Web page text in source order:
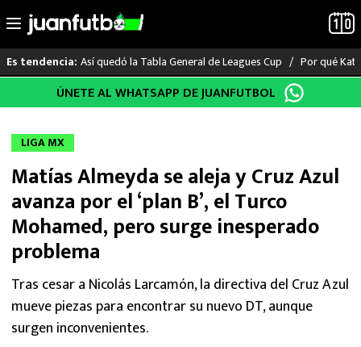
al
Es tendencia: Así quedó la Tabla General de Leagues Cup Por qué
LO ÚLTIMO
LIGA MX
RAYADOS
PUMAS
ATLANTE
SELECCIÓN MEXICANA
FUTBOL INTERNACIONAL
ÚNETE AL WHATSAPP DE JUANFUTBOL
LIGA MX
Matías Almeyda se aleja y Cruz Azul
avanza por el ‘plan B’, el Turco
Mohamed, pero surge inesperado
problema
Tras cesar a Nicolás Larcamón, la directiva del Cruz Azul
mueve piezas para encontrar su nuevo DT, aunque
surgen inconvenientes.